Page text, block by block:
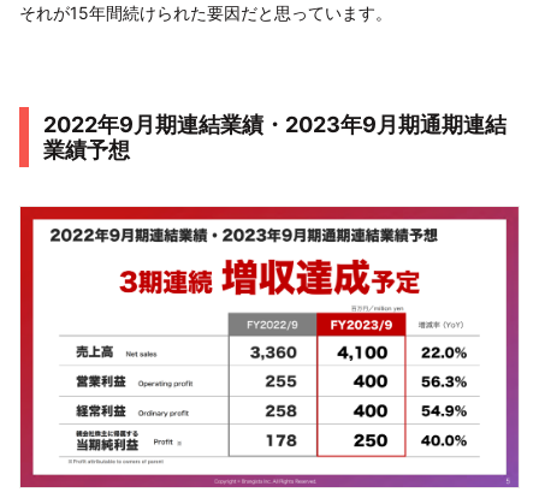
それが15年間続けられた要因だと思っています。
2022年9月期連結業績・2023年9月期通期連結
業績予想